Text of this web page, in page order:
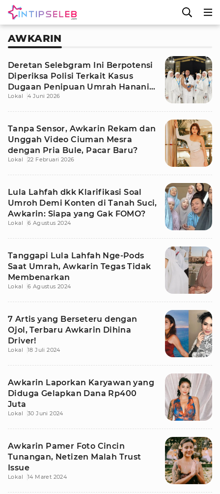
AWKARIN
Deretan Selebgram Ini Berpotensi
Diperiksa Polisi Terkait Kasus
Dugaan Penipuan Umrah Hanania
Group
Lokal 4 Juni 2026
Tanpa Sensor, Awkarin Rekam dan
Unggah Video Ciuman Mesra
dengan Pria Bule, Pacar Baru?
Lokal 22 Februari 2026
Lula Lahfah dkk Klarifikasi Soal
Umroh Demi Konten di Tanah Suci,
Awkarin: Siapa yang Gak FOMO?
Lokal 6 Agustus 2024
Tanggapi Lula Lahfah Nge-Pods
Saat Umrah, Awkarin Tegas Tidak
Membenarkan
Lokal 6 Agustus 2024
7 Artis yang Berseteru dengan
Ojol, Terbaru Awkarin Dihina
Driver!
Lokal 18 Juli 2024
Awkarin Laporkan Karyawan yang
Diduga Gelapkan Dana Rp400
Juta
Lokal 30 Juni 2024
Awkarin Pamer Foto Cincin
Tunangan, Netizen Malah Trust
Issue
Lokal 14 Maret 2024